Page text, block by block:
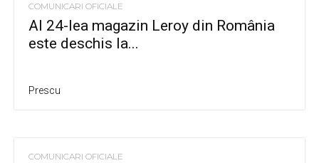
COMUNICARI OFICIALE
Al 24-lea magazin Leroy din România
este deschis la...
Prescu
COMUNICARI OFICIALE